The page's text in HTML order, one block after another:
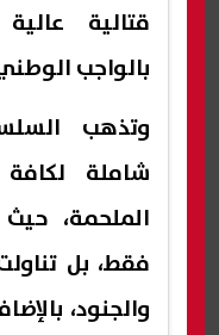
قتالية
بالواجب
وتذهب
شاملة
الملحمة،
فقط، بل
والجنود،